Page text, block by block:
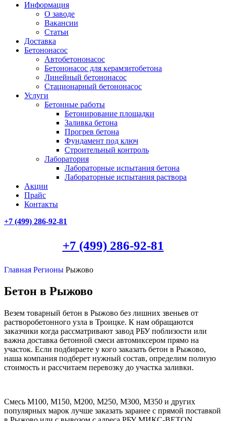
Информация
О заводе
Вакансии
Статьи
Доставка
Бетононасос
Автобетононасос
Бетононасос для керамзитобетона
Линейный бетононасос
Стационарный бетононасос
Услуги
Бетонные работы
Бетонирование площадки
Заливка бетона
Прогрев бетона
Фундамент под ключ
Строительный контроль
Лаборатория
Лабораторные испытания бетона
Лабораторные испытания раствора
Акции
Прайс
Контакты
+7 (499) 286-92-81
+7 (499) 286-92-81
Главная Регионы Рыжово
Бетон в Рыжово
Везем товарный бетон в Рыжово без лишних звеньев от
растворобетонного узла в Троицке. К нам обращаются
заказчики когда рассматривают завод РБУ поблизости или
важна доставка бетонной смеси автомиксером прямо на
участок. Если подбираете у кого заказать бетон в Рыжово,
наша компания подберет нужный состав, определим полную
стоимость и рассчитаем перевозку до участка заливки.
Смесь М100, М150, М200, М250, М300, М350 и других
популярных марок лучше заказать заранее с прямой поставкой